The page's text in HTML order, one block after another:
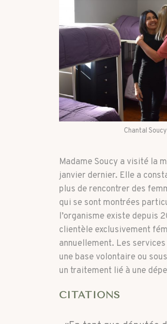
Chantal
Madame Soucy a visité la
janvier dernier. Elle a
plus de rencontrer des
qui se sont montrées
l’organisme existe depuis
clientèle exclusivement
annuellement. Les
une base volontaire ou
un traitement lié à une
CITATIONS